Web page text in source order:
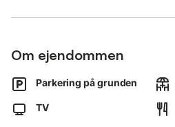
Der er en parkeringsplads på
Kæledyr er ikke tilladt.
Håndklæder og sengelinned er ikke
efter anmodning som et enkelt sæt;
Om ejendommen
Parkering på grunden
TV